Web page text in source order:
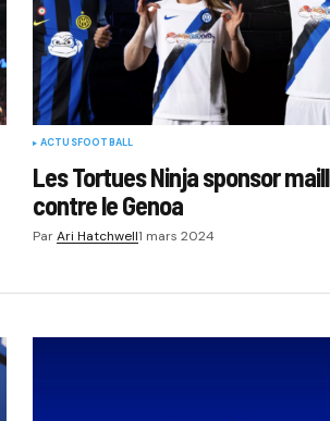
ACTUSFOOTBALL
Les Tortues Ninja sponsor
contre le Genoa
ParAri Hatchwell1 mars 2024